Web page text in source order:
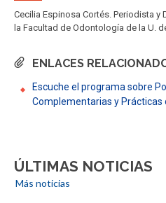
ENLACES
Escuche el programa sobre
Complementarias y
Cecilia Espinosa Cortés. Periodista
la Facultad de Odontología de la U.
ÚLTIMAS NOTICIAS
Más noticias